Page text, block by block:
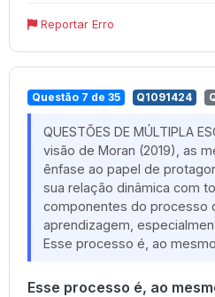
Reportar Erro
Questão 7 de 35 Q1091424
QUESTÕES DE MÚLTIPLA
visão de Moran (2019), as
ênfase ao papel de
sua relação dinâmica com
componentes do processo
aprendizagem,
Esse processo é, ao
Esse processo é, ao